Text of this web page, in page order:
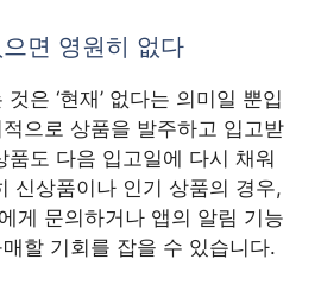
면 영원히 없다
은 ‘현재’ 없다는 의미일 뿐입
으로 상품을 발주하고 입고받
품도 다음 입고일에 다시 채워
신상품이나 인기 상품의 경우,
게 문의하거나 앱의 알림 기능
할 기회를 잡을 수 있습니다.